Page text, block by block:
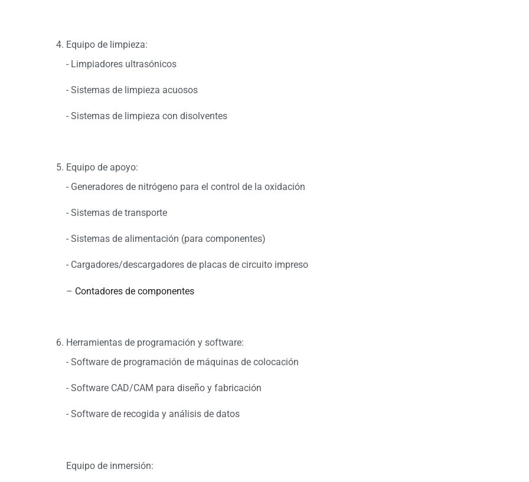
Equipo de limpieza:
- Limpiadores ultrasónicos
- Sistemas de limpieza acuosos
- Sistemas de limpieza con disolventes
Equipo de apoyo:
- Generadores de nitrógeno para el control de la oxidación
- Sistemas de transporte
- Sistemas de alimentación (para componentes)
- Cargadores/descargadores de placas de circuito impreso
– Contadores de componentes
Herramientas de programación y software:
- Software de programación de máquinas de colocación
- Software CAD/CAM para diseño y fabricación
- Software de recogida y análisis de datos
Equipo de inmersión: